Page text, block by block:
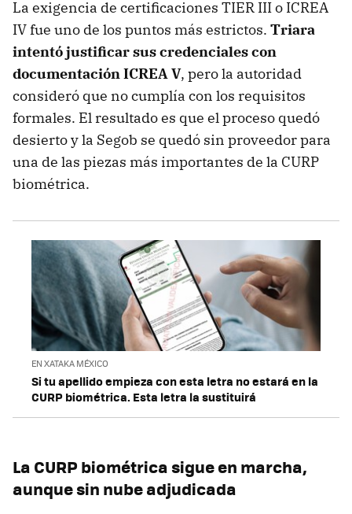
La exigencia de certificaciones TIER III o ICREA
IV fue uno de los puntos más estrictos. Triara
intentó justificar sus credenciales con
documentación ICREA V, pero la autoridad
consideró que no cumplía con los requisitos
formales. El resultado es que el proceso quedó
desierto y la Segob se quedó sin proveedor para
una de las piezas más importantes de la CURP
biométrica.
EN XATAKA MÉXICO
Si tu apellido empieza con esta letra no estará en la
CURP biométrica. Esta letra la sustituirá
La CURP biométrica sigue en marcha,
aunque sin nube adjudicada